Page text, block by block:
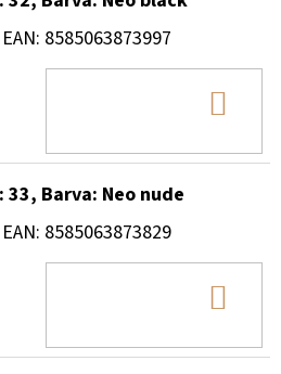
EAN: 8585063873997
33, Barva: Neo nude
EAN: 8585063873829